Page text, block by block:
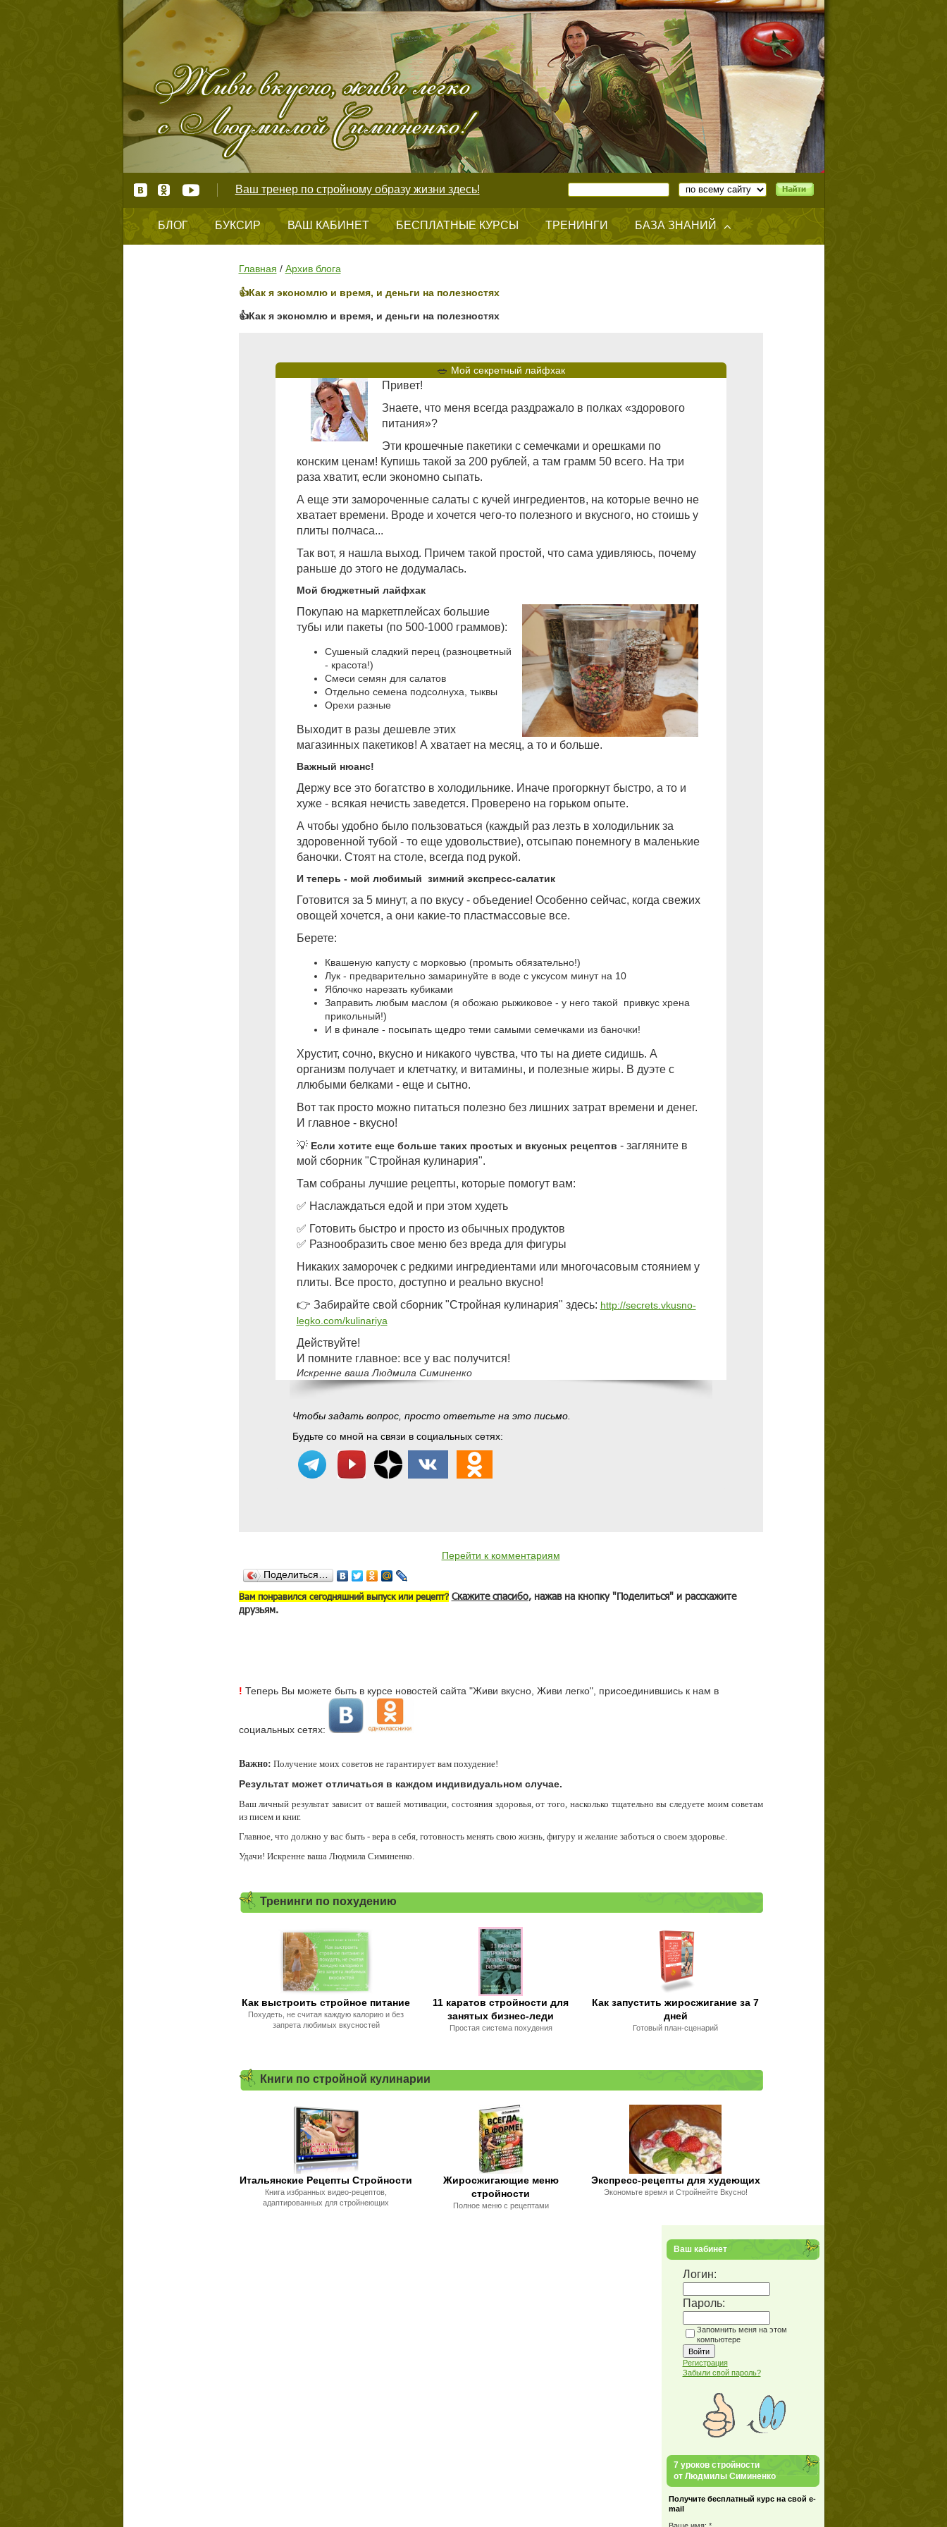
Ваш тренер по стройному образу жизни здесь!
БЛОГ БУКСИР ВАШ КАБИНЕТ БЕСПЛАТНЫЕ КУРСЫ ТРЕНИНГИ БАЗА ЗНАНИЙ
Главная / Архив блога
👍Как я экономлю и время, и деньги на полезностях
👍Как я экономлю и время, и деньги на полезностях
🥗 Мой секретный лайфхак
Привет!
Знаете, что меня всегда раздражало в полках «здорового
питания»?
Эти крошечные пакетики с семечками и орешками по
конским ценам! Купишь такой за 200 рублей, а там грамм 50 всего. На три
раза хватит, если экономно сыпать.
А еще эти замороченные салаты с кучей ингредиентов, на которые вечно не
хватает времени. Вроде и хочется чего-то полезного и вкусного, но стоишь у
плиты полчаса...
Так вот, я нашла выход. Причем такой простой, что сама удивляюсь, почему
раньше до этого не додумалась.
Мой бюджетный лайфхак
Покупаю на маркетплейсах большие
тубы или пакеты (по 500-1000 граммов):
Сушеный сладкий перец (разноцветный
- красота!)
Смеси семян для салатов
Отдельно семена подсолнуха, тыквы
Орехи разные
Выходит в разы дешевле этих
магазинных пакетиков! А хватает на месяц, а то и больше.
Важный нюанс!
Держу все это богатство в холодильнике. Иначе прогоркнут быстро, а то и
хуже - всякая нечисть заведется. Проверено на горьком опыте.
А чтобы удобно было пользоваться (каждый раз лезть в холодильник за
здоровенной тубой - то еще удовольствие), отсыпаю понемногу в маленькие
баночки. Стоят на столе, всегда под рукой.
И теперь - мой любимый зимний экспресс-салатик
Готовится за 5 минут, а по вкусу - объедение! Особенно сейчас, когда свежих
овощей хочется, а они какие-то пластмассовые все.
Берете:
Квашеную капусту с морковью (промыть обязательно!)
Лук - предварительно замаринуйте в воде с уксусом минут на 10
Яблочко нарезать кубиками
Заправить любым маслом (я обожаю рыжиковое - у него такой привкус хрена
прикольный!)
И в финале - посыпать щедро теми самыми семечками из баночки!
Хрустит, сочно, вкусно и никакого чувства, что ты на диете сидишь. А
организм получает и клетчатку, и витамины, и полезные жиры. В дуэте с
ллюбыми белками - еще и сытно.
Вот так просто можно питаться полезно без лишних затрат времени и денег.
И главное - вкусно!
💡 Если хотите еще больше таких простых и вкусных рецептов - загляните в
мой сборник "Стройная кулинария".
Там собраны лучшие рецепты, которые помогут вам:
✅ Наслаждаться едой и при этом худеть
✅ Готовить быстро и просто из обычных продуктов
✅ Разнообразить свое меню без вреда для фигуры
Никаких заморочек с редкими ингредиентами или многочасовым стоянием у
плиты. Все просто, доступно и реально вкусно!
👉 Забирайте свой сборник "Стройная кулинария" здесь: http://secrets.vkusno-
legko.com/kulinariya
Действуйте!
И помните главное: все у вас получится!
Искренне ваша Людмила Симиненко
Чтобы задать вопрос, просто ответьте на это письмо.
Будьте со мной на связи в социальных сетях:
Перейти к комментариям
Поделиться…
Вам понравился сегодняшний выпуск или рецепт? Скажите спасибо, нажав на кнопку "Поделиться" и расскажите
друзьям.
! Теперь Вы можете быть в курсе новостей сайта "Живи вкусно, Живи легко", присоединившись к нам в
социальных сетях:
Важно: Получение моих советов не гарантирует вам похудение!
Результат может отличаться в каждом индивидуальном случае.
Ваш личный результат зависит от вашей мотивации, состояния здоровья, от того, насколько тщательно вы следуете моим советам
из писем и книг.
Главное, что должно у вас быть - вера в себя, готовность менять свою жизнь, фигуру и желание заботься о своем здоровье.
Удачи! Искренне ваша Людмила Симиненко.
Тренинги по похудению
Как выстроить стройное питание
Похудеть, не считая каждую калорию и без
запрета любимых вкусностей
11 каратов стройности для
занятых бизнес-леди
Простая система похудения
Как запустить жиросжигание за 7
дней
Готовый план-сценарий
Книги по стройной кулинарии
Итальянские Рецепты Стройности
Книга избранных видео-рецептов,
адаптированных для стройнеющих
Жиросжигающие меню
стройности
Полное меню с рецептами
Экспресс-рецепты для худеющих
Экономьте время и Стройнейте Вкусно!
Ваш кабинет
Логин:
Пароль:
Запомнить меня на этом
компьютере
Регистрация
Забыли свой пароль?
7 уроков стройности
от Людмилы Симиненко
Получите бесплатный курс на свой e-
mail